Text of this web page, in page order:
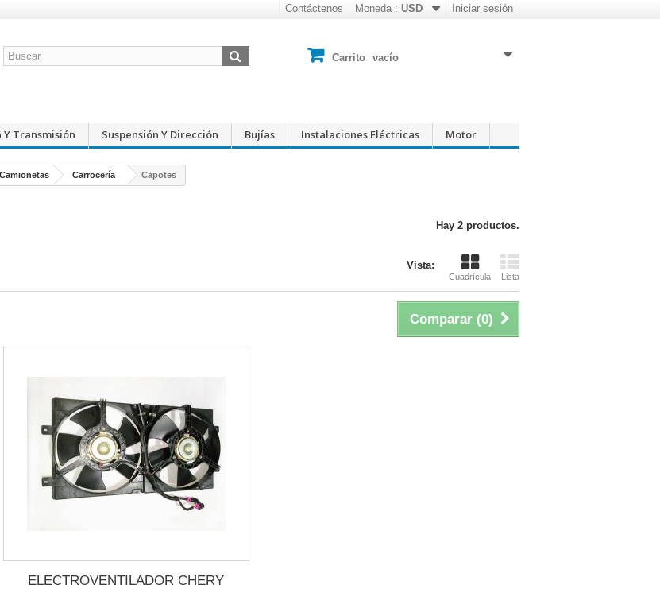
Iniciar sesión
Moneda : USD
Contáctenos
Carrito vacío
Y Transmisión Suspensión Y Dirección Bujías Instalaciones Eléctricas Motor
Carrocería Capotes
Hay 2 productos.
Vista:
Cuadrícula Lista
Comparar (0)
ELECTROVENTILADOR CHERY